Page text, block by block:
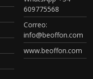
609775568
Correo:
info@beoffon.com
www.beoffon.com